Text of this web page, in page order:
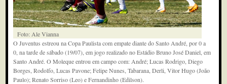
Foto: Ale Vianna
O Juventus estreou na Copa Paulista com empate diante do Santo André, por 0 a
0, na tarde de sábado (19/07), em jogo realizado no Estádio Bruno José Daniel, em
Santo André. O Moleque entrou em campo com: André; Lucas Rodrigo, Diego
Borges, Rodolfo, Lucas Pavone; Felipe Nunes, Tabarana, Derli, Vitor Hugo (João
Paulo); Renato Sorriso (Leo) e Fernandinho (Edilson).